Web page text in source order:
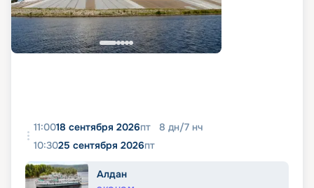
11:0018 сентября 2026пт 8 дн/7 нч
10:3025 сентября 2026пт
Алдан